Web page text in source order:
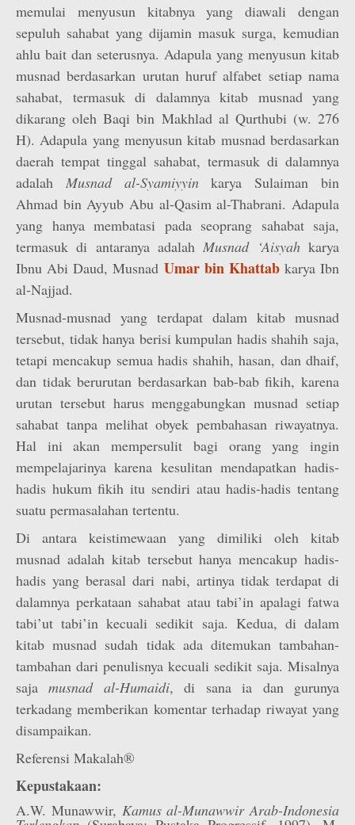
memulai menyusun kitabnya yang diawali dengan
sepuluh sahabat yang dijamin masuk surga, kemudian
ahlu bait dan seterusnya. Adapula yang menyusun kitab
musnad berdasarkan urutan huruf alfabet setiap nama
sahabat, termasuk di dalamnya kitab musnad yang
dikarang oleh Baqi bin Makhlad al Qurthubi (w. 276
H). Adapula yang menyusun kitab musnad berdasarkan
daerah tempat tinggal sahabat, termasuk di dalamnya
adalah Musnad al-Syamiyyinkarya Sulaiman bin
Ahmad bin Ayyub Abu al-Qasim al-Thabrani. Adapula
yang hanya membatasi pada seoprang sahabat saja,
termasuk di antaranya adalahMusnad ‘Aisyahkarya
Ibnu Abi Daud, Musnad Umar bin Khattabkarya Ibn
al-Najjad.
Musnad-musnad yang terdapat dalam kitab musnad
tersebut, tidak hanya berisi kumpulan hadis shahih saja,
tetapi mencakup semua hadis shahih, hasan, dan dhaif,
dan tidak berurutan berdasarkan bab-bab fikih, karena
urutan tersebut harus menggabungkan musnad setiap
sahabat tanpa melihat obyek pembahasan riwayatnya.
Hal ini akan mempersulit bagi orang yang ingin
mempelajarinya karena kesulitan mendapatkan hadis-
hadis hukum fikih itu sendiri atau hadis-hadis tentang
suatu permasalahan tertentu.
Di antara keistimewaan yang dimiliki oleh kitab
musnad adalah kitab tersebut hanya mencakup hadis-
hadis yang berasal dari nabi, artinya tidak terdapat di
dalamnya perkataan sahabat atau tabi’in apalagi fatwa
tabi’ut tabi’in kecuali sedikit saja. Kedua, di dalam
kitab musnad sudah tidak ada ditemukan tambahan-
tambahan dari penulisnya kecuali sedikit saja. Misalnya
sajamusnad al-Humaidi, di sana ia dan gurunya
terkadang memberikan komentar terhadap riwayat yang
disampaikan.
Referensi Makalah®
Kepustakaan:
A.W. Munawwir, Kamus al-Munawwir Arab-Indonesia